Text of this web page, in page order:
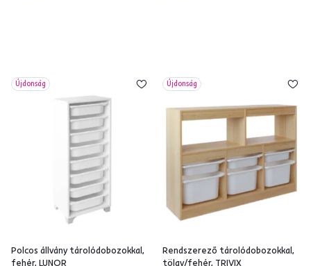
Újdonság
Polcos állvány tárolódobozokkal,
fehér, LUNOR
Újdonság
Rendszerező tárolódobozokkal,
tölgy/fehér, TRIVIX